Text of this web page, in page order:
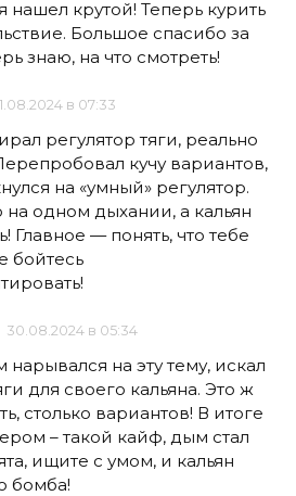
нашел крутой! Теперь курить
Большое спасибо за
знаю, на что смотреть!
в 07:33
регулятор тяги, реально
кучу вариантов,
на «умный» регулятор.
на одном дыхании, а кальян
Главное — понять, что тебе
бойтесь
30.08.2024 в 05:34
на эту тему, искал
для своего кальяна. Это ж
столько вариантов! В итоге
– такой кайф, дым стал
ищите с умом, и кальян
бомба!